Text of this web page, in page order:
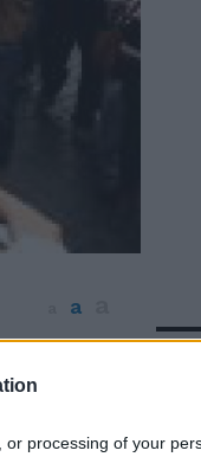
processing of your
a
su
In